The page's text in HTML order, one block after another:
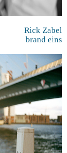
Rick Zabel
brand eins